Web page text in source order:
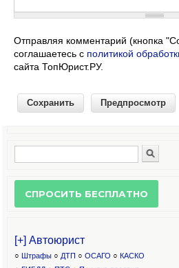
Отправляя комментарий (кнопка
соглашаетесь с политикой
сайта ТопЮрист.РУ.
Форма поиска
[+] Автоюрист
○ Штрафы ○ ДТП ○ ОСАГО ○ КАСКО